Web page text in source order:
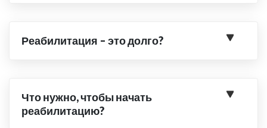
Реабилитация – это долго?
Что нужно, чтобы начать
реабилитацию?